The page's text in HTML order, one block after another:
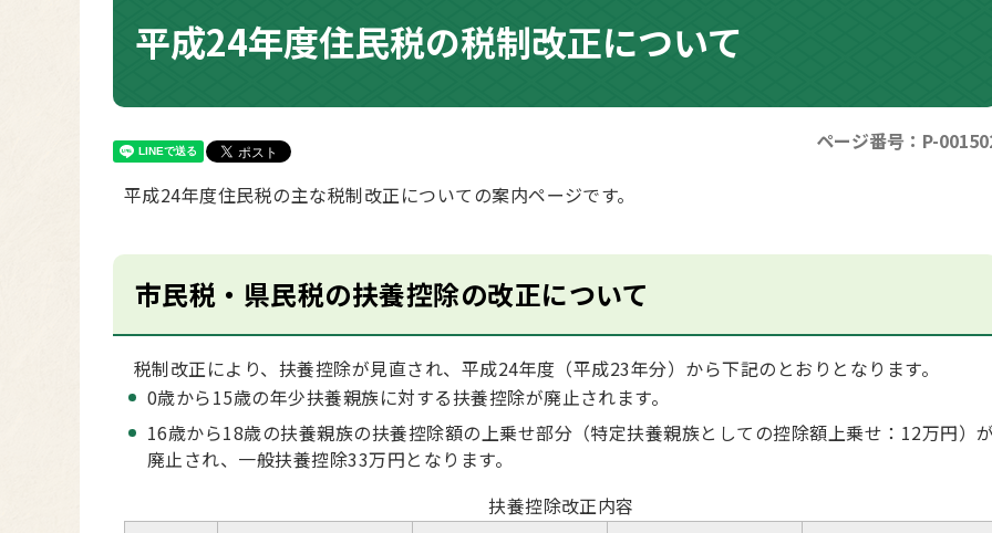
平成24年度住民税の税制改正について
ページ番号：P-
平成24年度住民税の主な税制改正についての案内ページです。
市民税・県民税の扶養控除の改正について
税制改正により、扶養控除が見直され、平成24年度（平成23年分）から下記のとおりとなります。
0歳から15歳の年少扶養親族に対する扶養控除が廃止されます。
16歳から18歳の扶養親族の扶養控除額の上乗せ部分（特定扶養親族としての控除額上乗せ：12万円）
廃止され、一般扶養控除33万円となります。
扶養控除改正内容